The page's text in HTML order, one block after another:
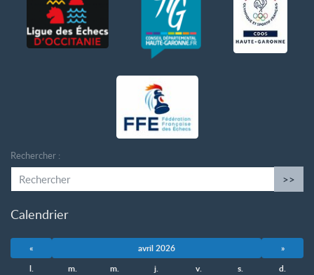
Rechercher :
>>
Calendrier
« avril 2026
»
l.
m. m. j. v. s. d.